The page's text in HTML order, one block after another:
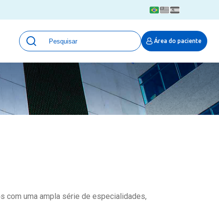
Área do paciente
Unidades
Qualidade e Segurança em saúde
Eventos
Portal Pesquisa
Programa de Qualidade em Pesquisa
(ProQuali)
com uma ampla série de especialidades,